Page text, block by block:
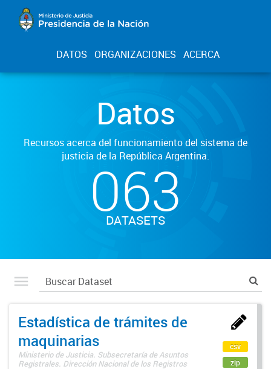
DATOS ORGANIZACIONES ACERCA
Datos
Recursos acerca del funcionamiento del sistema de
justicia de la República Argentina.
063
DATASETS
Estadística de trámites de
maquinarias
Ministerio de Justicia. Subsecretaría de Asuntos
Registrales. Dirección Nacional de los Registros
csv
zip